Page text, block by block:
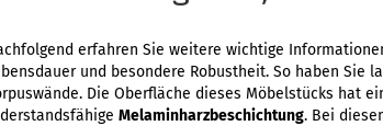
erfahren Sie weitere wichtige
und besondere Robustheit. So haben Sie
Die Oberfläche dieses Möbelstücks hat
Melaminharzbeschichtung. Bei